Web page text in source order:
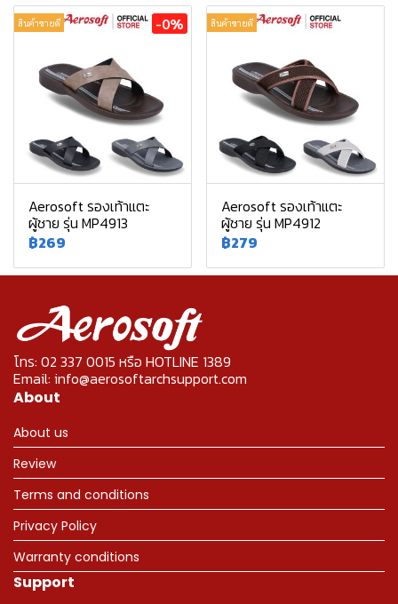
สินค้าขายดี -0%
Aerosoft รองเท้าแตะ
ผู้ชาย รุ่น MP4913
฿269
สินค้าขายดี
Aerosoft รองเท้าแตะ
ผู้ชาย รุ่น MP4912
฿279
โทร: 02 337 0015 หรือ HOTLINE 1389
Email: info@aerosoftarchsupport.com
About
About us
Review
Terms and conditions
Privacy Policy
Warranty conditions
Support